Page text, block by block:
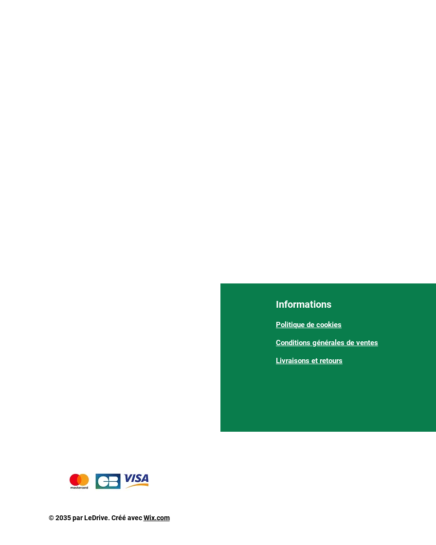
Informations
Politique de cookies
Conditions générales de ventes
Livraisons et retours
© 2035 par LeDrive. Créé avecWix.com